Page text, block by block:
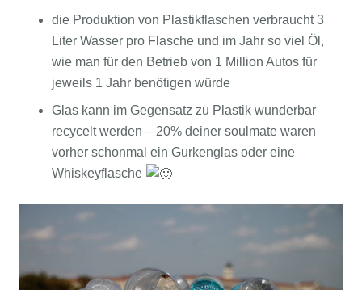
die Produktion von Plastikflaschen verbraucht 3
Liter Wasser pro Flasche und im Jahr so viel Öl,
wie man für den Betrieb von 1 Million Autos für
jeweils 1 Jahr benötigen würde
Glas kann im Gegensatz zu Plastik wunderbar
recycelt werden – 20% deiner soulmate waren
vorher schonmal ein Gurkenglas oder eine
Whiskeyflasche